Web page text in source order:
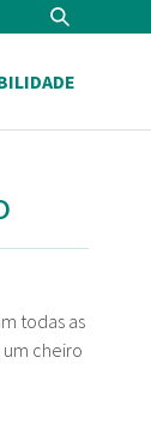
todas as
um cheiro